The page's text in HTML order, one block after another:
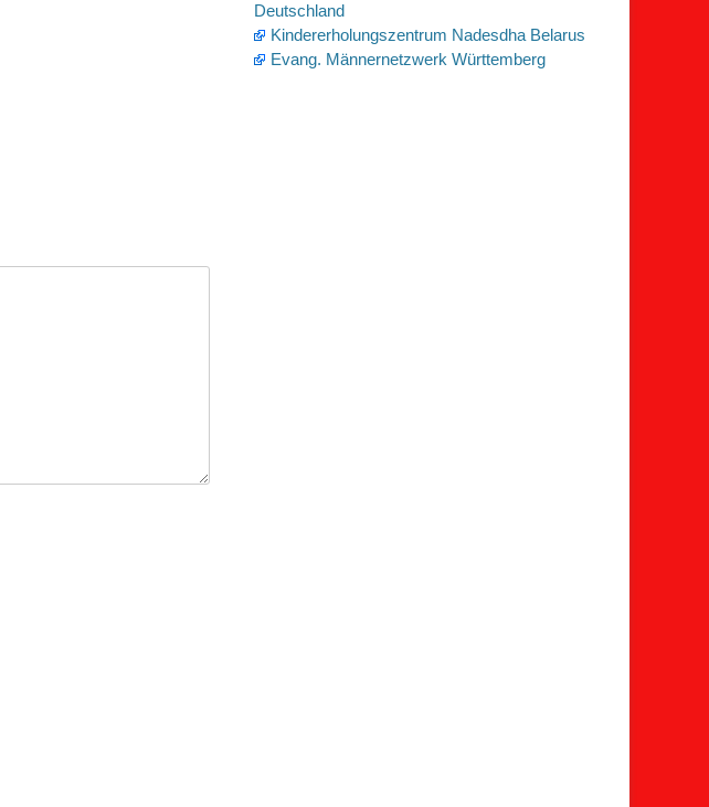
Deutschland
Kindererholungszentrum Nadesdha Belarus
Evang. Männernetzwerk Württemberg